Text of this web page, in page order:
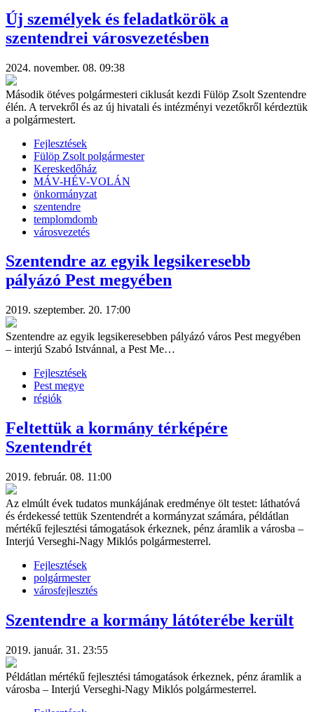
Új személyek és feladatkörök a
szentendrei városvezetésben
2024. november. 08. 09:38
Második ötéves polgármesteri ciklusát kezdi Fülöp Zsolt Szentendre
élén. A tervekről és az új hivatali és intézményi vezetőkről kérdeztük
a polgármestert.
Fejlesztések
Fülöp Zsolt polgármester
Kereskedőház
MÁV-HÉV-VOLÁN
önkormányzat
szentendre
templomdomb
városvezetés
Szentendre az egyik legsikeresebb
pályázó Pest megyében
2019. szeptember. 20. 17:00
Szentendre az egyik legsikeresebben pályázó város Pest megyében
– interjú Szabó Istvánnal, a Pest Me…
Fejlesztések
Pest megye
régiók
Feltettük a kormány térképére
Szentendrét
2019. február. 08. 11:00
Az elmúlt évek tudatos munkájának eredménye ölt testet: láthatóvá
és érdekessé tettük Szentendrét a kormányzat számára, példátlan
mértékű fejlesztési támogatások érkeznek, pénz áramlik a városba –
Interjú Verseghi-Nagy Miklós polgármesterrel.
Fejlesztések
polgármester
városfejlesztés
Szentendre a kormány látóterébe került
2019. január. 31. 23:55
Példátlan mértékű fejlesztési támogatások érkeznek, pénz áramlik a
városba – Interjú Verseghi-Nagy Miklós polgármesterrel.